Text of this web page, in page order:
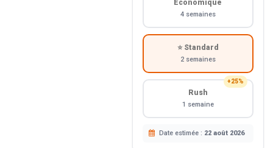
Économique
4 semaines
⭐ Standard
2 semaines
+25%
Rush
1 semaine
Date estimée : 22 août 2026